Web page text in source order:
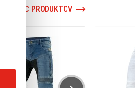
VIAC PRODUKTOV